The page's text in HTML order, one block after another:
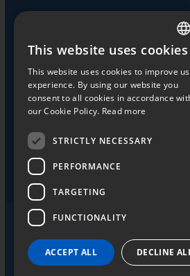
This website uses cookies
This website uses cookies to improve
experience. By using our website you
consent to all cookies in accordance
our Cookie Policy. Read more
STRICTLY NECESSARY
PERFORMANCE
TARGETING
FUNCTIONALITY
ACCEPT ALL DECLINE